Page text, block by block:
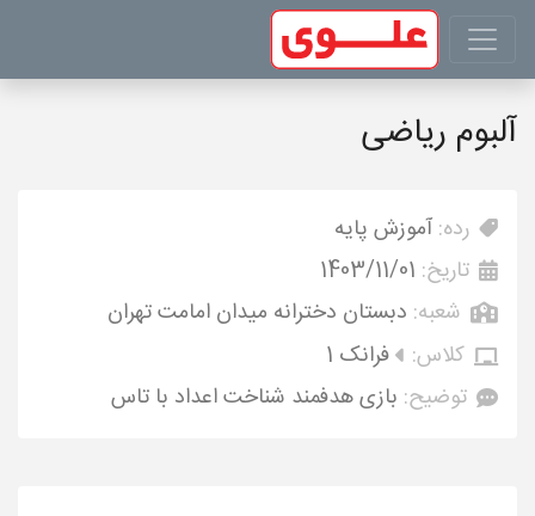
آلبوم ریاضی
رده: آموزش پایه
تاریخ: 1403/11/01
شعبه: دبستان دخترانه میدان امامت تهران
کلاس:
فرانک 1
توضیح: بازی هدفمند شناخت اعداد با تاس